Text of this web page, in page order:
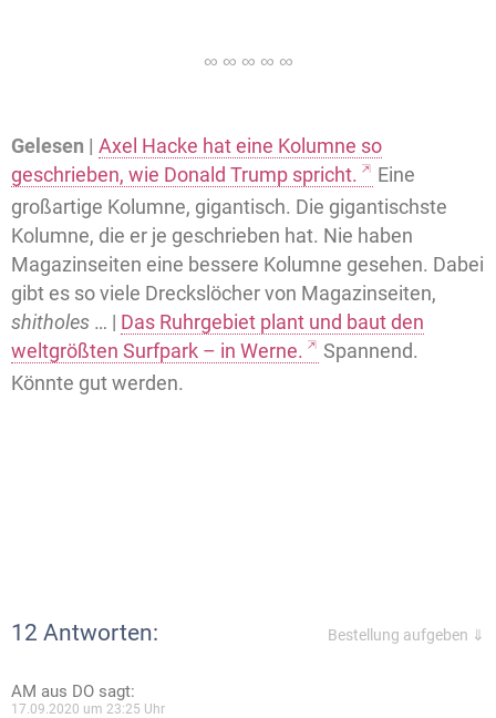
Gelesen | Axel Hacke hat eine Kolumne so
geschrieben, wie Donald Trump spricht.
Eine
großartige Kolumne, gigantisch. Die gigantischste
Kolumne, die er je geschrieben hat. Nie haben
Magazinseiten eine bessere Kolumne gesehen. Dabei
gibt es so viele Dreckslöcher von Magazinseiten,
shitholes … | Das Ruhrgebiet plant und baut den
weltgrößten Surfpark – in Werne.
Spannend.
Könnte gut werden.
12 Antworten: Bestellung aufgeben ⇓
AM aus DO sagt:
17.09.2020 um 23:25 Uhr